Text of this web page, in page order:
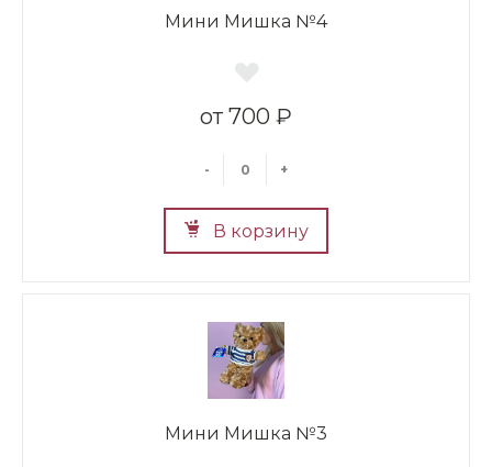
Мини Мишка №4
700 ₽
- +
В корзину
Мини Мишка №3